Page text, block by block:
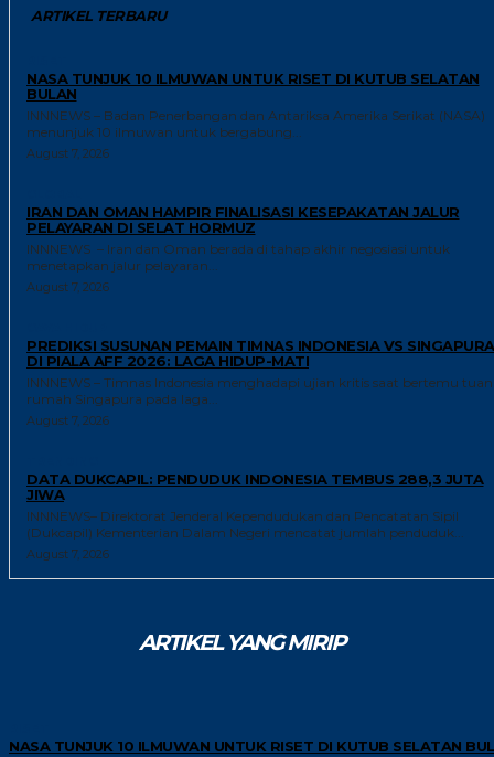
ARTIKEL TERBARU
NASA TUNJUK 10 ILMUWAN UNTUK RISET DI KUTUB SELATAN
BULAN
INNNEWS – Badan Penerbangan dan Antariksa Amerika Serikat (NASA)
menunjuk 10 ilmuwan untuk bergabung...
August 7, 2026
IRAN DAN OMAN HAMPIR FINALISASI KESEPAKATAN JALUR
PELAYARAN DI SELAT HORMUZ
INNNEWS – Iran dan Oman berada di tahap akhir negosiasi untuk
menetapkan jalur pelayaran...
August 7, 2026
PREDIKSI SUSUNAN PEMAIN TIMNAS INDONESIA VS SINGAPURA
DI PIALA AFF 2026: LAGA HIDUP-MATI
INNNEWS – Timnas Indonesia menghadapi ujian kritis saat bertemu tuan
rumah Singapura pada laga...
August 7, 2026
DATA DUKCAPIL: PENDUDUK INDONESIA TEMBUS 288,3 JUTA
JIWA
INNNEWS– Direktorat Jenderal Kependudukan dan Pencatatan Sipil
(Dukcapil) Kementerian Dalam Negeri mencatat jumlah penduduk...
August 7, 2026
ARTIKEL YANG MIRIP
NASA TUNJUK 10 ILMUWAN UNTUK RISET DI KUTUB SELATAN